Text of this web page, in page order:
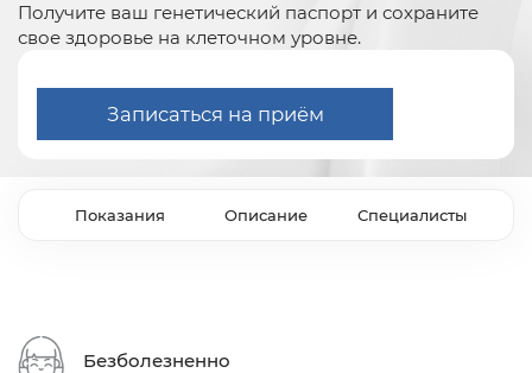
Получите ваш генетический паспорт и сохраните
свое здоровье на клеточном уровне.
Записаться на приём
Показания Описание Специалисты
Безболезненно